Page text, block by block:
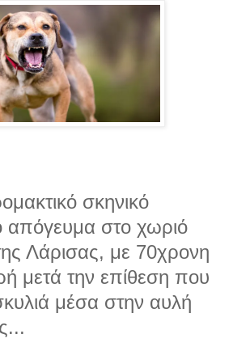
σκηνικό
απόγευμα στο χωριό
Λάρισας, με 70χρονη
μετά την επίθεση που
μέσα στην αυλή